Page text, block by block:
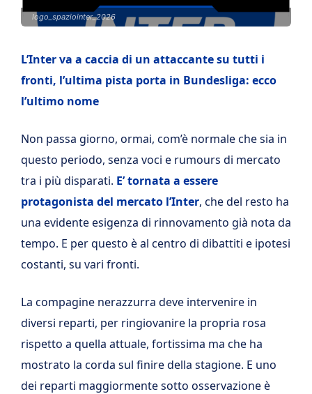
logo_spaziointer_2026
L’Inter va a caccia di un attaccante su tutti i
fronti, l’ultima pista porta in Bundesliga: ecco
l’ultimo nome
Non passa giorno, ormai, com’è normale che sia in
questo periodo, senza voci e rumours di mercato
tra i più disparati. E’ tornata a essere
protagonista del mercato l’Inter, che del resto ha
una evidente esigenza di rinnovamento già nota da
tempo. E per questo è al centro di dibattiti e ipotesi
costanti, su vari fronti.
La compagine nerazzurra deve intervenire in
diversi reparti, per ringiovanire la propria rosa
rispetto a quella attuale, fortissima ma che ha
mostrato la corda sul finire della stagione. E uno
dei reparti maggiormente sotto osservazione è